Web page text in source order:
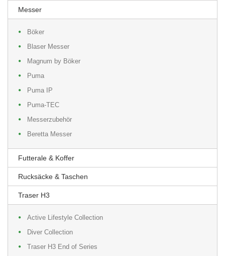
Messer
Böker
Blaser Messer
Magnum by Böker
Puma
Puma IP
Puma-TEC
Messerzubehör
Beretta Messer
Futterale & Koffer
Rucksäcke & Taschen
Traser H3
Active Lifestyle Collection
Diver Collection
Traser H3 End of Series